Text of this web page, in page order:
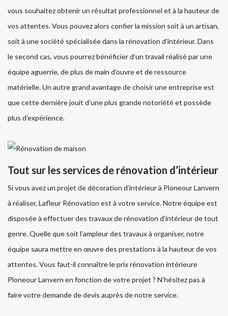
vous souhaitez obtenir un résultat professionnel et à la hauteur de
vos attentes. Vous pouvez alors confier la mission soit à un artisan,
soit à une société spécialisée dans la rénovation d’intérieur. Dans
le second cas, vous pourrez bénéficier d’un travail réalisé par une
équipe aguerrie, de plus de main d’ouvre et de ressource
matérielle. Un autre grand avantage de choisir une entreprise est
que cette dernière jouit d’une plus grande notoriété et possède
plus d’expérience.
Tout sur les services de rénovation d’intérieur
Si vous avez un projet de décoration d’intérieur à Ploneour Lanvern
à réaliser, Lafleur Rénovation est à votre service. Notre équipe est
disposée à effectuer des travaux de rénovation d’intérieur de tout
genre. Quelle que soit l’ampleur des travaux à organiser, notre
équipe saura mettre en œuvre des prestations à la hauteur de vos
attentes. Vous faut-il connaître le prix rénovation intérieure
Ploneour Lanvern en fonction de votre projet ? N’hésitez pas à
faire votre demande de devis auprès de notre service.